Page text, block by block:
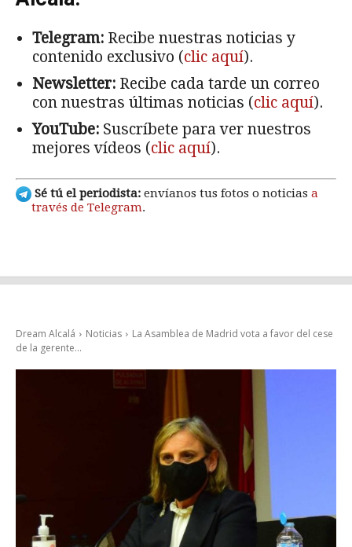
Telegram: Recibe nuestras noticias y
contenido exclusivo (clic aquí).
Newsletter: Recibe cada tarde un correo
con nuestras últimas noticias (clic aquí).
YouTube: Suscríbete para ver nuestros
mejores vídeos (clic aquí).
Sé tú el periodista: envíanos tus fotos o noticias a
través de Telegram.